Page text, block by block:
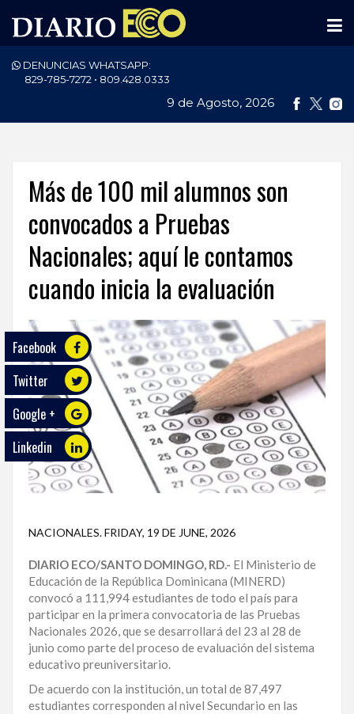
DENUNCIAS WHATSAPP:
829-785-7272 • 809.428.0333
9 de Agosto, 2026
PORTADA
DEPORTES
ENTRETENIMIENTO
SALUD
TECNOLOGÍA
ECO
PLAY
TRABAJOS
DE
INVESTIGACIÓN
DISTRITO
NACIONAL
DOMINGO
SANTIAGO
JUAN
Más de 100 mil alumnos son
convocados a Pruebas
Nacionales; aquí le contamos
cuando inicia la evaluación
Facebook
Twitter
Google +
Linkedin
NACIONALES.FRIDAY, 19 DE JUNE, 2026
DIARIO ECO/SANTO DOMINGO, RD.- El Ministerio de
Educación de la República Dominicana (MINERD)
convocó a 111,994 estudiantes de todo el país para
participar en la primera convocatoria de las Pruebas
Nacionales 2026, que se desarrollará del 23 al 28 de
junio como parte del proceso de evaluación del sistema
educativo preuniversitario.
De acuerdo con la institución, un total de 87,497
estudiantes corresponden al nivel Secundario en las